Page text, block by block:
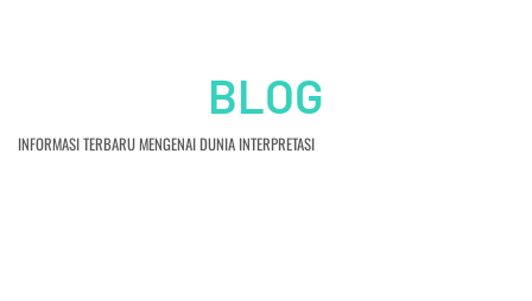
BLOG
INFORMASI TERBARU MENGENAI DUNIA INTERPRETASI